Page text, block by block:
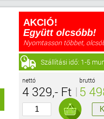
AKCIÓ!
Együtt olcsóbb!
Nyomtasson többet,
Szállítási idő: 1-5
nettó
4 329,- Ft
bruttó
5